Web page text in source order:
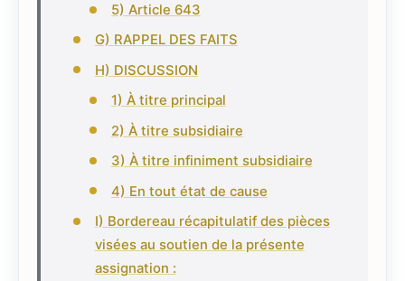
5) Article 643
G) RAPPEL DES FAITS
H) DISCUSSION
1) À titre principal
2) À titre subsidiaire
3) À titre infiniment subsidiaire
4) En tout état de cause
I) Bordereau récapitulatif des pièces
visées au soutien de la présente
assignation :